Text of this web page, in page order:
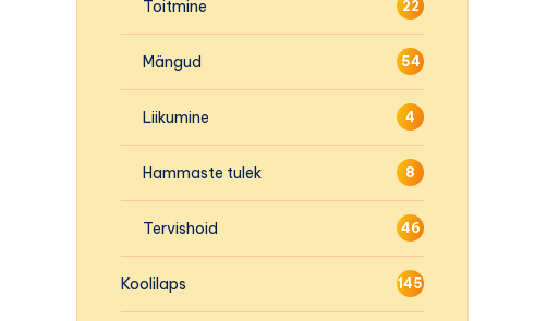
Toitmine 22
Mängud 54
Liikumine 4
Hammaste tulek 8
Tervishoid 46
Koolilaps 145